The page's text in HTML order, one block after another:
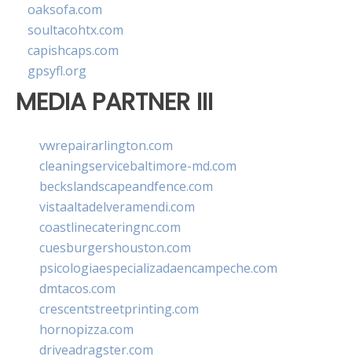
oaksofa.com
soultacohtx.com
capishcaps.com
gpsyfl.org
MEDIA PARTNER III
vwrepairarlington.com
cleaningservicebaltimore-md.com
beckslandscapeandfence.com
vistaaltadelveramendi.com
coastlinecateringnc.com
cuesburgershouston.com
psicologiaespecializadaencampeche.com
dmtacos.com
crescentstreetprinting.com
hornopizza.com
driveadragster.com